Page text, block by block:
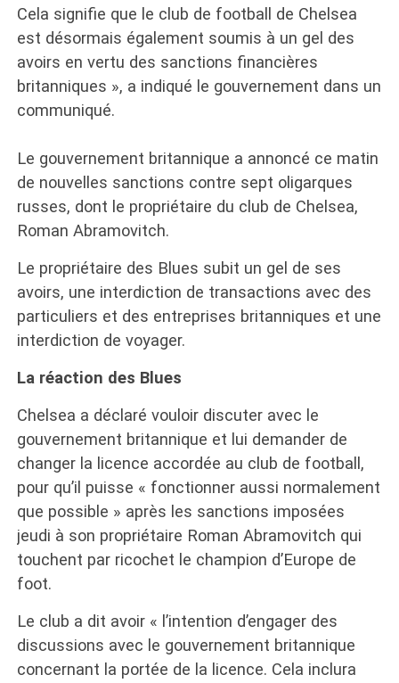
Cela signifie que le club de football de Chelsea
est désormais également soumis à un gel des
avoirs en vertu des sanctions financières
britanniques », a indiqué le gouvernement dans un
communiqué.
Le gouvernement britannique a annoncé ce matin
de nouvelles sanctions contre sept oligarques
russes, dont le propriétaire du club de Chelsea,
Roman Abramovitch.
Le propriétaire des Blues subit un gel de ses
avoirs, une interdiction de transactions avec des
particuliers et des entreprises britanniques et une
interdiction de voyager.
La réaction des Blues
Chelsea a déclaré vouloir discuter avec le
gouvernement britannique et lui demander de
changer la licence accordée au club de football,
pour qu’il puisse « fonctionner aussi normalement
que possible » après les sanctions imposées
jeudi à son propriétaire Roman Abramovitch qui
touchent par ricochet le champion d’Europe de
foot.
Le club a dit avoir « l’intention d’engager des
discussions avec le gouvernement britannique
concernant la portée de la licence. Cela inclura